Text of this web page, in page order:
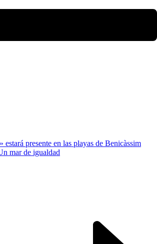
estará presente en las playas de Benicàssim
mar de igualdad